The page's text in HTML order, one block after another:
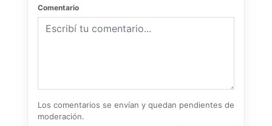
Comentario
Los comentarios se envían y quedan pendientes de
moderación.